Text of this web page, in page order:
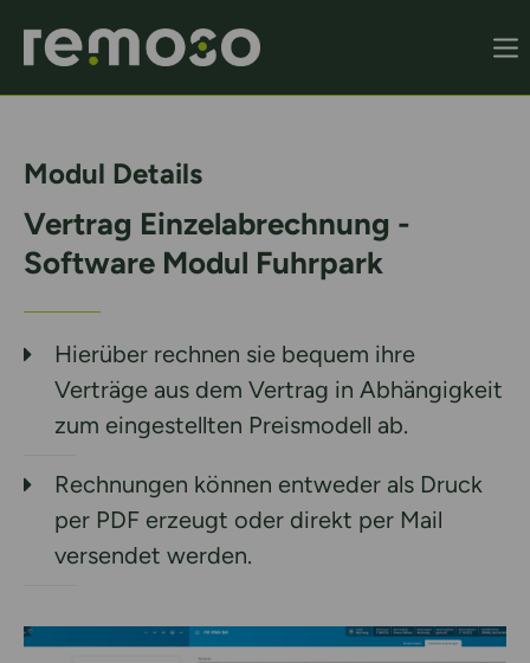
Remoso Startseite
Modul Details
Vertrag Einzelabrechnung -
Software Modul Fuhrpark
Hierüber rechnen sie bequem ihre
Verträge aus dem Vertrag in Abhängigkeit
zum eingestellten Preismodell ab.
Rechnungen können entweder als Druck
per PDF erzeugt oder direkt per Mail
versendet werden.